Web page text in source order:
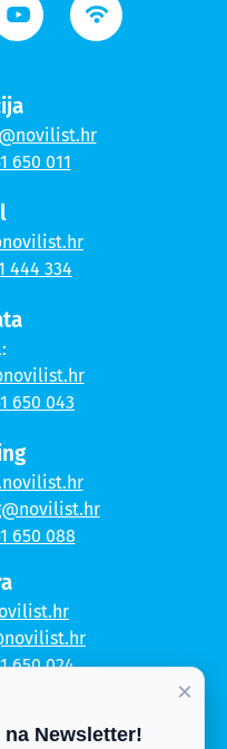
650 011
444 334
650 043
650 088
650 024
×
Newsletter!